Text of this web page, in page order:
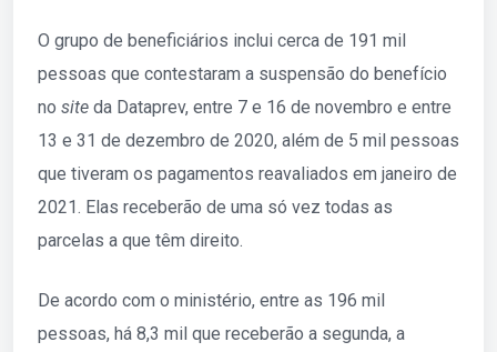
O grupo de beneficiários inclui cerca de 191 mil
pessoas que contestaram a suspensão do benefício
no site da Dataprev, entre 7 e 16 de novembro e entre
13 e 31 de dezembro de 2020, além de 5 mil pessoas
que tiveram os pagamentos reavaliados em janeiro de
2021. Elas receberão de uma só vez todas as
parcelas a que têm direito.
De acordo com o ministério, entre as 196 mil
pessoas, há 8,3 mil que receberão a segunda, a